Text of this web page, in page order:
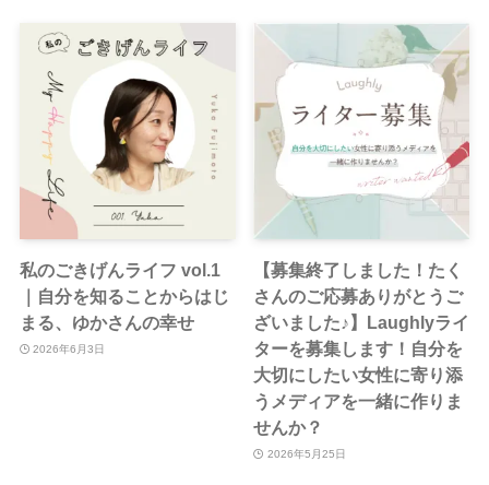
私のごきげんライフ vol.1
｜自分を知ることからはじ
まる、ゆかさんの幸せ
2026年6月3日
【募集終了しました！たく
さんのご応募ありがとうご
ざいました♪】Laughlyライ
ターを募集します！自分を
大切にしたい女性に寄り添
うメディアを一緒に作りま
せんか？
2026年5月25日